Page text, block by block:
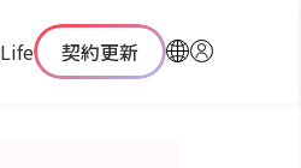
契約更新